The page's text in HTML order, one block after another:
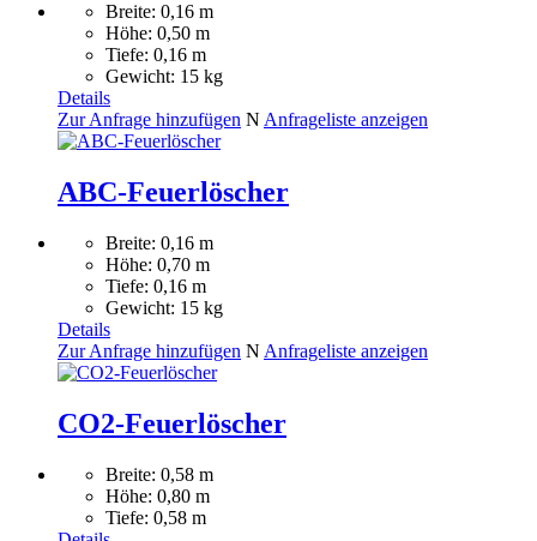
Breite: 0,16 m
Höhe: 0,50 m
Tiefe: 0,16 m
Gewicht: 15 kg
Details
Zur Anfrage hinzufügen N Anfrageliste anzeigen
ABC-Feuerlöscher
Breite: 0,16 m
Höhe: 0,70 m
Tiefe: 0,16 m
Gewicht: 15 kg
Details
Zur Anfrage hinzufügen N Anfrageliste anzeigen
CO2-Feuerlöscher
Breite: 0,58 m
Höhe: 0,80 m
Tiefe: 0,58 m